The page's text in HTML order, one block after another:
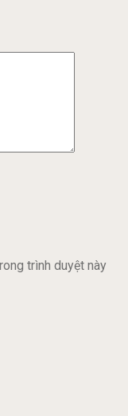
trình duyệt này